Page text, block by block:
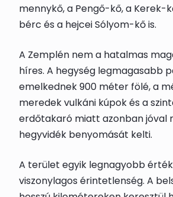
mennykő, a Pengő-kő, a Kerek-
bérc és a hejcei Sólyom-kő is.
A Zemplén nem a hatalmas
híres. A hegység legmagasabb
emelkednek 900 méter fölé, a
meredek vulkáni kúpok és a
erdőtakaró miatt azonban jóval
hegyvidék benyomását kelti.
A terület egyik legnagyobb
viszonylagos érintetlenség. A